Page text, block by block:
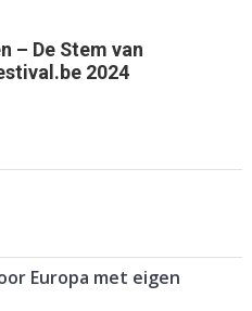
– De Stem van
2024
Europa met eigen